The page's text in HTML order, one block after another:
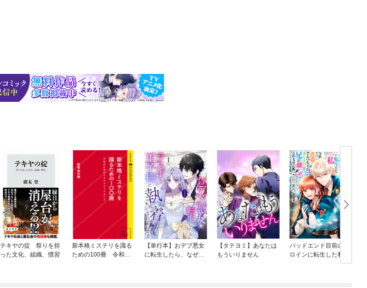
テキヤの掟 祭りを担
った文化、組織、慣習
新本格ミステリを識る
ための100冊 令和の
【単行本】おデブ悪女
に転生したら、なぜか
【タテヨミ】あなたは
もういりません
バッドエンド目前のヒ
ロインに転生した私、
今世では恋愛するつも